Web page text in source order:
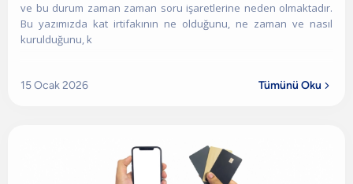
ve bu durum zaman zaman soru işaretlerine neden olmaktadır.
Bu yazımızda kat irtifakının ne olduğunu, ne zaman ve nasıl
kurulduğunu, k
15 Ocak 2026 Tümünü Oku 